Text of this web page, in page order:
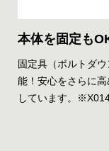
本体を固定も
固定具（ボルトダ
能！安心をさらに
しています。